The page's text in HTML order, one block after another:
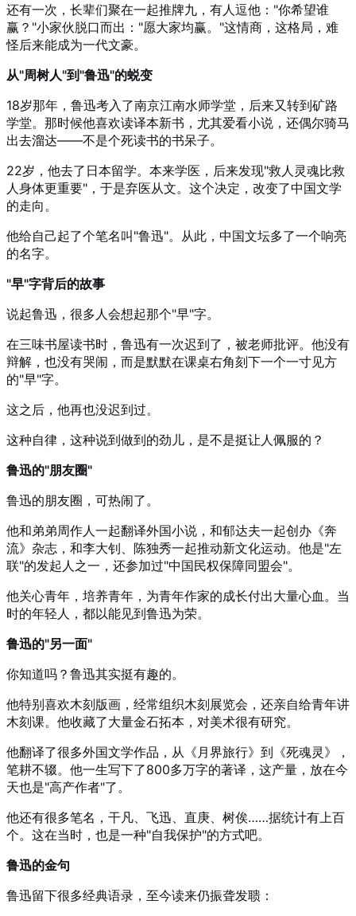
还有一次，长辈们聚在一起推牌九，有人逗他："你希望谁
赢？"小家伙脱口而出："愿大家均赢。"这情商，这格局，难
怪后来能成为一代文豪。
从"周树人"到"鲁迅"的蜕变
18岁那年，鲁迅考入了南京江南水师学堂，后来又转到矿路
学堂。那时候他喜欢读译本新书，尤其爱看小说，还偶尔骑马
出去溜达——不是个死读书的书呆子。
22岁，他去了日本留学。本来学医，后来发现"救人灵魂比救
人身体更重要"，于是弃医从文。这个决定，改变了中国文学
的走向。
他给自己起了个笔名叫"鲁迅"。从此，中国文坛多了一个响亮
的名字。
"早"字背后的故事
说起鲁迅，很多人会想起那个"早"字。
在三味书屋读书时，鲁迅有一次迟到了，被老师批评。他没有
辩解，也没有哭闹，而是默默在课桌右角刻下一个一寸见方
的"早"字。
这之后，他再也没迟到过。
这种自律，这种说到做到的劲儿，是不是挺让人佩服的？
鲁迅的"朋友圈"
鲁迅的朋友圈，可热闹了。
他和弟弟周作人一起翻译外国小说，和郁达夫一起创办《奔
流》杂志，和李大钊、陈独秀一起推动新文化运动。他是"左
联"的发起人之一，还参加过"中国民权保障同盟会"。
他关心青年，培养青年，为青年作家的成长付出大量心血。当
时的年轻人，都以能见到鲁迅为荣。
鲁迅的"另一面"
你知道吗？鲁迅其实挺有趣的。
他特别喜欢木刻版画，经常组织木刻展览会，还亲自给青年讲
木刻课。他收藏了大量金石拓本，对美术很有研究。
他翻译了很多外国文学作品，从《月界旅行》到《死魂灵》，
笔耕不辍。他一生写下了800多万字的著译，这产量，放在今
天也是"高产作者"了。
他还有很多笔名，干凡、飞迅、直庚、树俟……据统计有上百
个。这在当时，也是一种"自我保护"的方式吧。
鲁迅的金句
鲁迅留下很多经典语录，至今读来仍振聋发聩：